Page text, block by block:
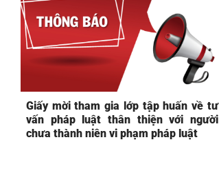
Giấy mời tham gia lớp tập huấn về tư
vấn pháp luật thân thiện với người
chưa thành niên vi phạm pháp luật